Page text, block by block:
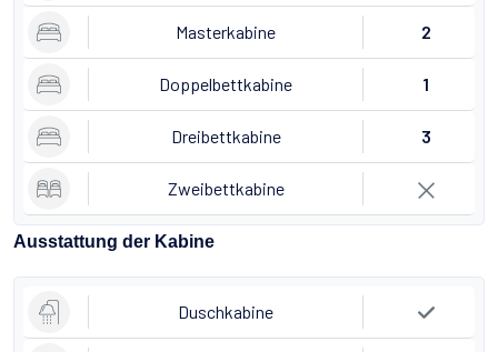
Masterkabine 2
Doppelbettkabine 1
Dreibettkabine 3
Zweibettkabine
Ausstattung der Kabine
Duschkabine